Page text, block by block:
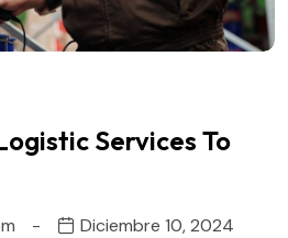
Services To
Diciembre 10, 2024